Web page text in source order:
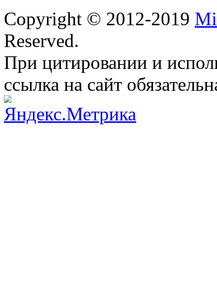
Copyright © 2012-2019
Reserved.
При цитировании и
ссылка на сайт